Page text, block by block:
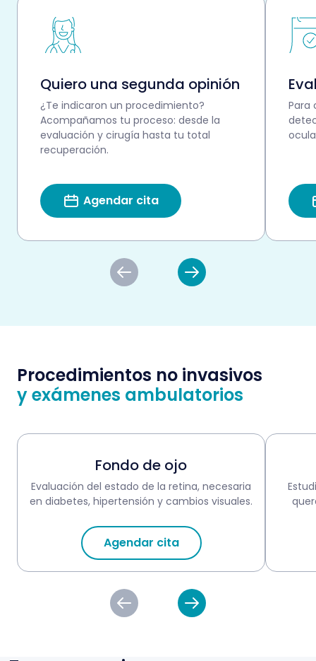
Quiero una segunda opinión
¿Te indicaron un procedimiento?
Acompañamos tu proceso: desde la
evaluación y cirugía hasta tu total
recuperación.
Agendar cita
Para
Procedimientos no invasivos
y exámenes ambulatorios
Fondo de ojo
Evaluación del estado de la retina, necesaria
en diabetes, hipertensión y cambios visuales.
Agendar cita